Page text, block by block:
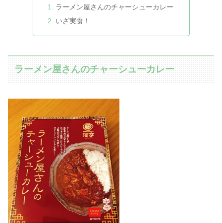
ラーメン屋さんのチャーシューカレー
いざ実食！
ラーメン屋さんのチャーシューカレー